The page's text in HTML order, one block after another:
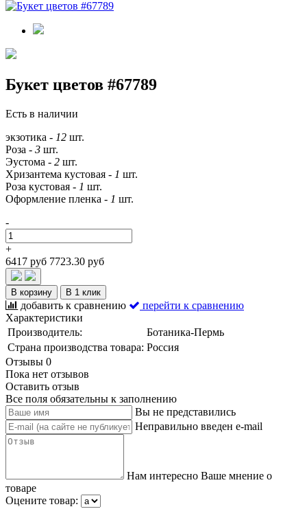
Букет цветов #67789
Есть в наличии
экзотика - 12 шт.
Роза - 3 шт.
Эустома - 2 шт.
Хризантема кустовая - 1 шт.
Роза кустовая - 1 шт.
Оформление пленка - 1 шт.
-
+
6417 руб 7723.30 руб
В корзину В 1 клик
добавить к сравнению
перейти к сравнению
Характеристики
Производитель:
Ботаника-Пермь
Страна производства товара: Россия
Отзывы 0
Пока нет отзывов
Оставить отзыв
Все поля обязательны к заполнению
Вы не представились
Неправильно введен e-mail
Нам интересно Ваше мнение о
товаре
Оцените товар: